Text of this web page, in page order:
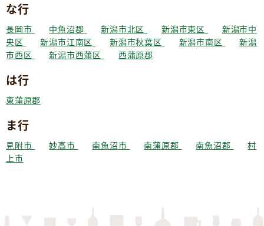
な行
長岡市 中魚沼郡 新潟市北区 新潟市東区
新潟市中
央区
新潟市江南区 新潟市秋葉区 新潟市南区
新潟
市西区
新潟市西蒲区 西蒲原郡
は行
東蒲原郡
ま行
見附市 妙高市 南魚沼市 南蒲原郡 南魚沼郡
村
上市